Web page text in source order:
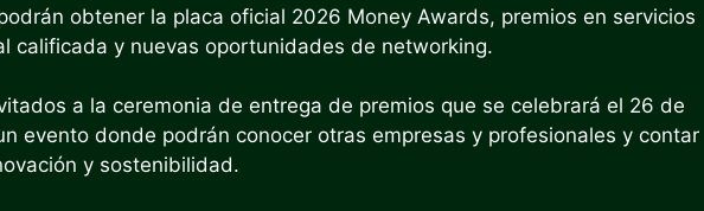
obtener la placa oficial 2026 Money Awards, premios en servicios
calificada y nuevas oportunidades de networking.
a la ceremonia de entrega de premios que se celebrará el 26 de
evento donde podrán conocer otras empresas y profesionales y contar
y sostenibilidad.